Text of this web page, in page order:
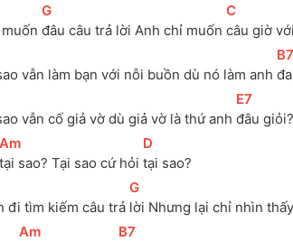
[
G
đâu câu trả lời Anh chỉ muốn
[
C
câu giờ
vẫn làm bạn với nỗi buồn dù nó làm anh
[B7
vẫn cố giả vờ dù giả vờ là thứ anh
[E7
đâu
[
Am
tại sao? Tại sao cứ hỏi
[D
tại sao?
đi tìm kiếm câu trả
[
G
lời Nhưng lại chỉ nhìn
[
Am [B7